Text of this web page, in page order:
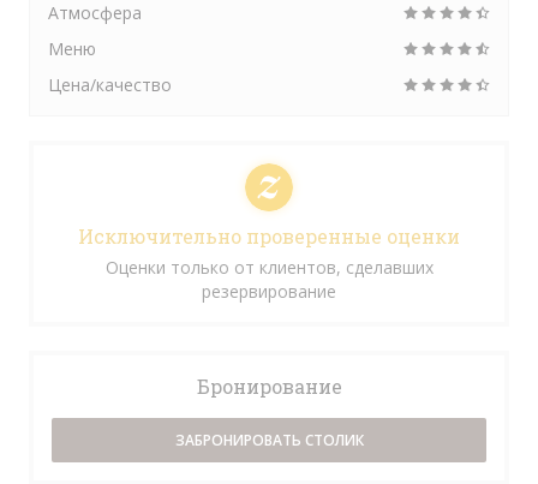
Атмосфера
Меню
Цена/качество
Исключительно проверенные оценки
Оценки только от клиентов, сделавших
резервирование
Бронирование
ЗАБРОНИРОВАТЬ СТОЛИК